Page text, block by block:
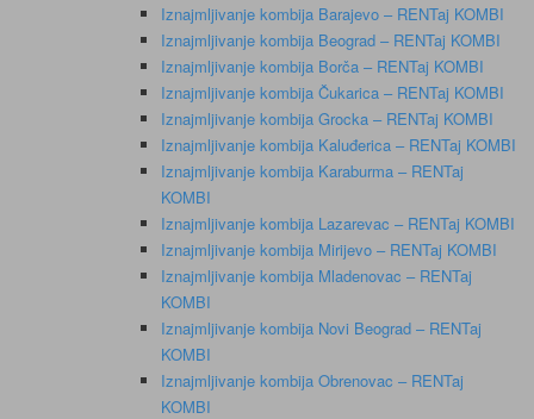
Iznajmljivanje kombija Barajevo – RENTaj KOMBI
Iznajmljivanje kombija Beograd – RENTaj KOMBI
Iznajmljivanje kombija Borča – RENTaj KOMBI
Iznajmljivanje kombija Čukarica – RENTaj KOMBI
Iznajmljivanje kombija Grocka – RENTaj KOMBI
Iznajmljivanje kombija Kaluđerica – RENTaj KOMBI
Iznajmljivanje kombija Karaburma – RENTaj
KOMBI
Iznajmljivanje kombija Lazarevac – RENTaj KOMBI
Iznajmljivanje kombija Mirijevo – RENTaj KOMBI
Iznajmljivanje kombija Mladenovac – RENTaj
KOMBI
Iznajmljivanje kombija Novi Beograd – RENTaj
KOMBI
Iznajmljivanje kombija Obrenovac – RENTaj
KOMBI